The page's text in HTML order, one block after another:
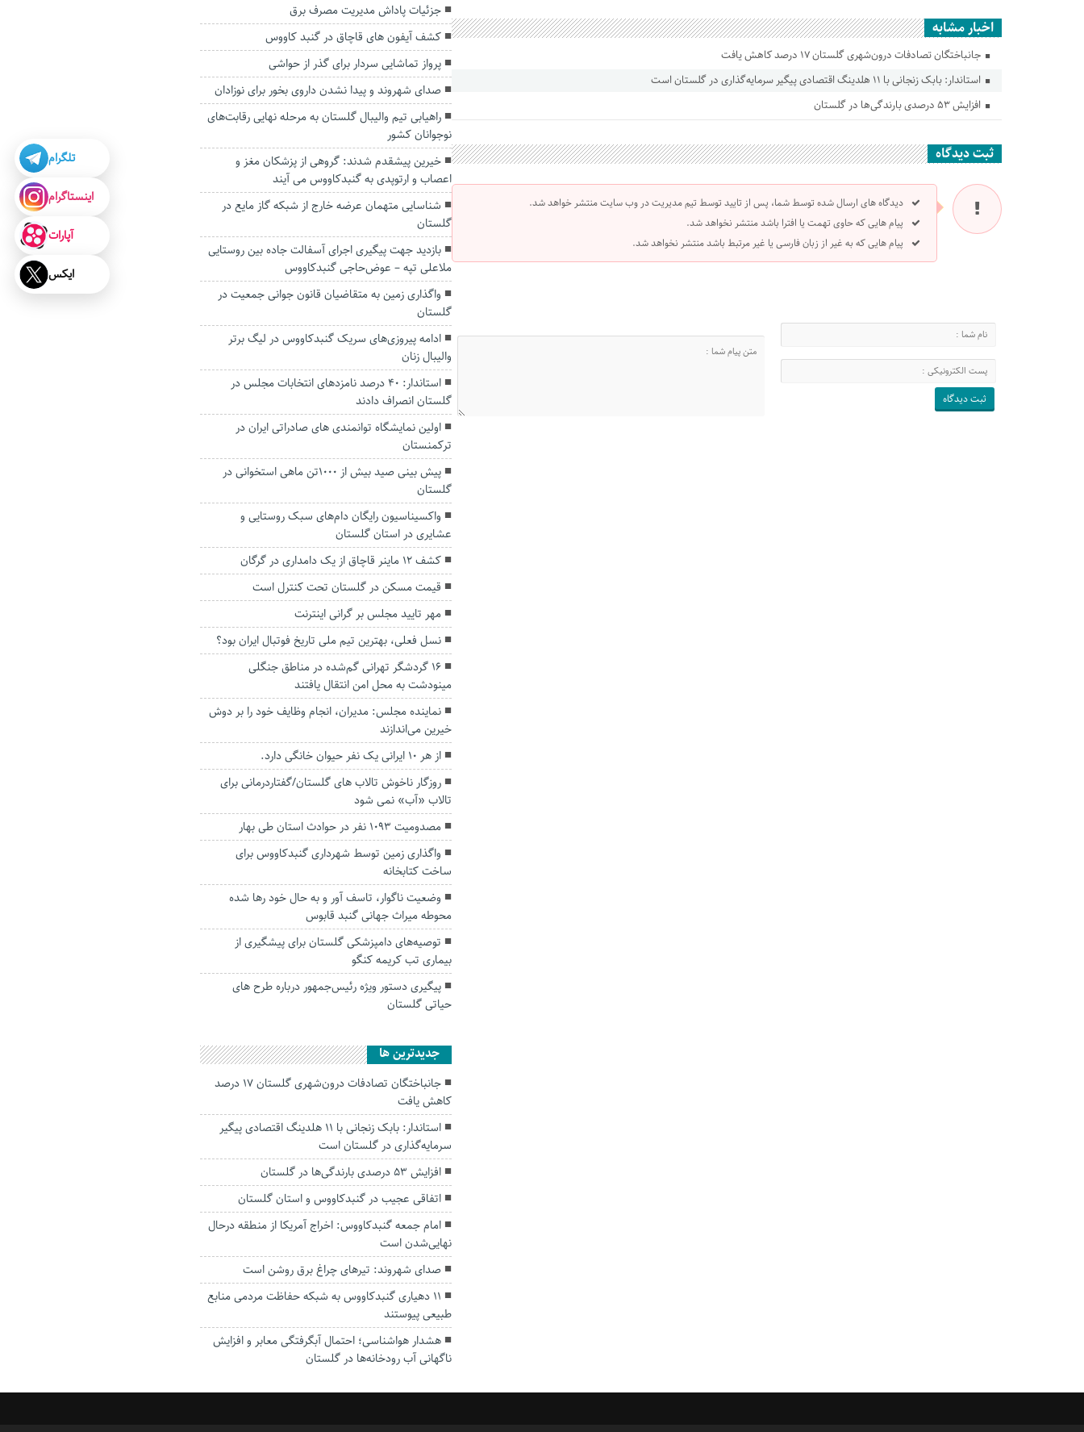
اخبار مشابه
جانباختگان تصادفات درون‌شهری گلستان ۱۷ درصد کاهش یافت
استاندار: بابک زنجانی با ۱۱ هلدینگ اقتصادی پیگیر سرمایه‌گذاری در گلستان است
افزایش ۵۳ درصدی بارندگی‌ها در گلستان
ثبت دیدگاه
دیدگاه های ارسال شده توسط شما، پس از تایید توسط تیم مدیریت در وب سایت منتشر خواهد شد.
پیام هایی که حاوی تهمت یا افترا باشد منتشر نخواهد شد.
پیام هایی که به غیر از زبان فارسی یا غیر مرتبط باشد منتشر نخواهد شد.
جزئیات پاداش مدیریت مصرف برق
کشف آیفون های قاچاق در گنبد کاووس
پرواز تماشایی سردار برای گذر از حواشی
صدای شهروند و پیدا نشدن داروی بخور برای نوزادان
راهیابی تیم والیبال گلستان به مرحله نهایی رقابت‌های
نوجوانان کشور
خیرین پیشقدم شدند: گروهی از پزشکان مغز و
اعصاب و ارتوپدی به گنبدکاووس می آیند
شناسایی متهمان عرضه خارج از شبکه گاز مایع در
گلستان
بازدید جهت پیگیری اجرای آسفالت جاده بین روستایی
ملاعلی تپه – عوض‌حاجی گنبدکاووس
واگذاری زمین به متقاضیان قانون جوانی جمعیت در
گلستان
ادامه پیروزی‌های سریک گنبدکاووس در لیگ برتر
والیبال زنان
استاندار: ۴۰ درصد نامزدهای انتخابات مجلس در
گلستان انصراف دادند
اولین نمایشگاه توانمندی های صادراتی ایران در
ترکمنستان
پیش بینی صید بیش از ۱۰۰۰تن ماهی استخوانی در
گلستان
واکسیناسیون رایگان دام‌های سبک روستایی و
عشایری در استان گلستان
کشف ۱۲ ماینر قاچاق از یک دامداری در گرگان
قیمت مسکن در گلستان تحت کنترل است
مهر تایید مجلس بر گرانی اینترنت
نسل فعلی، بهترین تیم ملی تاریخ فوتبال ایران بود؟
۱۶ گردشگر تهرانی گم‌شده در مناطق جنگلی
مینودشت به محل امن انتقال یافتند
نماینده مجلس: مدیران، انجام وظایف خود را بر دوش
خیرین می‌اندازند
از هر ۱۰ ایرانی یک نفر حیوان خانگی دارد.
روزگار ناخوش تالاب های گلستان/گفتاردرمانی برای
تالاب «آب» نمی شود
مصدومیت ۱۰۹۳ نفر در حوادث استان طی بهار
واگذاری زمین توسط شهرداری گنبدکاووس برای
ساخت کتابخانه‌
وضعیت ناگوار، تاسف آور و به حال خود رها شده
محوطه میراث‌ جهانی گنبد قابوس
توصیه‌های دامپزشکی گلستان برای پیشگیری از
بیماری تب کریمه کنگو
پیگیری دستور ویژه رئیس‌جمهور درباره طرح های
حیاتی گلستان
جديدترين ها
جانباختگان تصادفات درون‌شهری گلستان ۱۷ درصد
کاهش یافت
استاندار: بابک زنجانی با ۱۱ هلدینگ اقتصادی پیگیر
سرمایه‌گذاری در گلستان است
افزایش ۵۳ درصدی بارندگی‌ها در گلستان
اتفاقی عجیب در‌ گنبدکاووس و استان گلستان
امام جمعه گنبدکاووس: اخراج آمریکا از منطقه درحال
نهایی‌شدن است
صدای شهروند: تیرهای چراغ برق روشن است
۱۱ دهیاری گنبدکاووس به شبکه حفاظت مردمی منابع
طبیعی پیوستند
هشدار هواشناسی؛ احتمال آبگرفتگی معابر و افزایش
ناگهانی آب رودخانه‌ها در گلستان
تلگرام
اینستاگرام
آپارات
ایکس